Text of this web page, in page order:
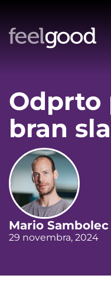
Odprto
bran
Mario Sambolec
29 novembra, 2024